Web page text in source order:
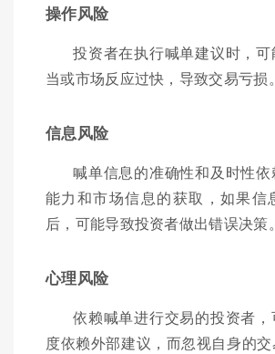
操作风险
投资者在执行喊单建议时，
当或市场反应过快，导致交易亏损。
信息风险
喊单信息的准确性和及时性
能力和市场信息的获取，如果信
后，可能导致投资者做出错误决策。
心理风险
依赖喊单进行交易的投资者
度依赖外部建议，而忽视自身的